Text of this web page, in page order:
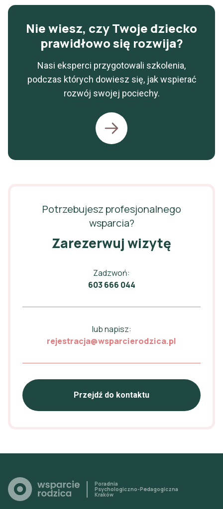
Nie wiesz, czy Twoje dziecko
prawidłowo się rozwija?
Nasi eksperci przygotowali szkolenia,
podczas których dowiesz się, jak wspierać
rozwój swojej pociechy.
Potrzebujesz profesjonalnego
wsparcia?
Zarezerwuj wizytę
Zadzwoń:
603 666 044
lub napisz:
rejestracja@wsparcierodzica.pl
Przejdź do kontaktu
Poradnia
Psychologiczno-Pedagogiczna
Kraków